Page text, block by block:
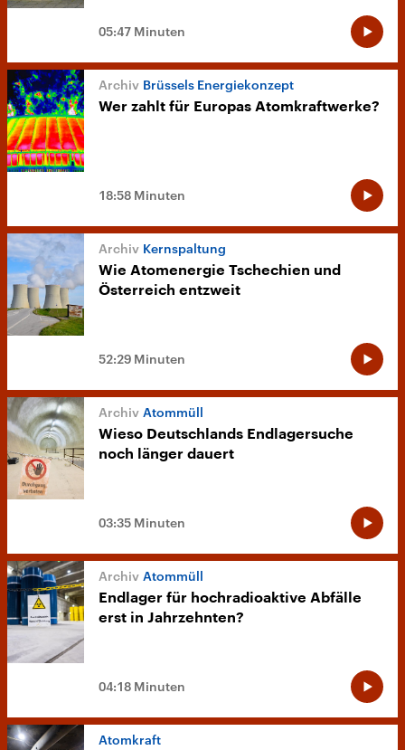
05:47 Minuten
Brüssels Energiekonzept
Wer zahlt für Europas Atomkraftwerke?
18:58 Minuten
Kernspaltung
Wie Atomenergie Tschechien und
Österreich entzweit
52:29 Minuten
Atommüll
Wieso Deutschlands Endlagersuche
noch länger dauert
03:35 Minuten
Atommüll
Endlager für hochradioaktive Abfälle
erst in Jahrzehnten?
04:18 Minuten
Atomkraft